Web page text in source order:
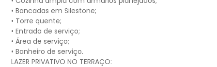
• Bancadas em Silestone;
• Torre quente;
• Entrada de serviço;
• Área de serviço;
• Banheiro de serviço.
LAZER PRIVATIVO NO TERRAÇO: